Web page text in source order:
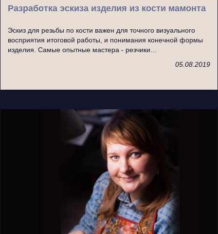
Разработка эскиза изделия из кости мамонта
Эскиз для резьбы по кости важен для точного визуального
восприятия итоговой работы, и понимания конечной формы
изделия. Самые опытные мастера - резчики…
05.08.2019